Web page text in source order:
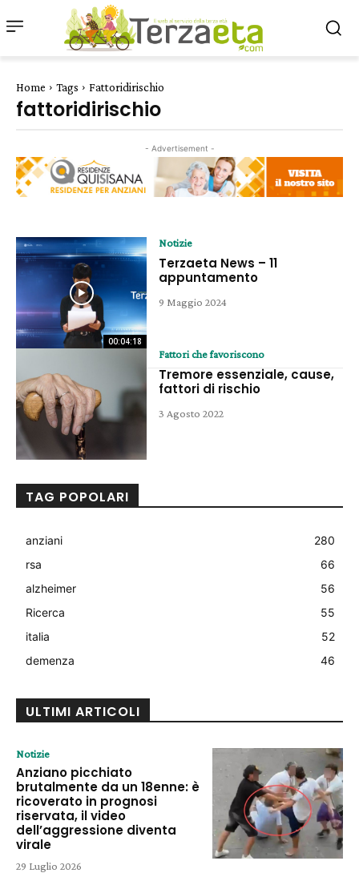
Home Tags Fattoridirischio
fattoridirischio
- Advertisement -
00:04:18
Notizie
Terzaeta News – 11
appuntamento
9 Maggio 2024
Fattori che favoriscono
Tremore essenziale, cause,
fattori di rischio
3 Agosto 2022
TAG POPOLARI
anziani
280
rsa
66
alzheimer
56
Ricerca
55
italia
52
demenza
46
ULTIMI ARTICOLI
Notizie
Anziano picchiato
brutalmente da un 18enne: è
ricoverato in prognosi
riservata, il video
dell’aggressione diventa
virale
29 Luglio 2026